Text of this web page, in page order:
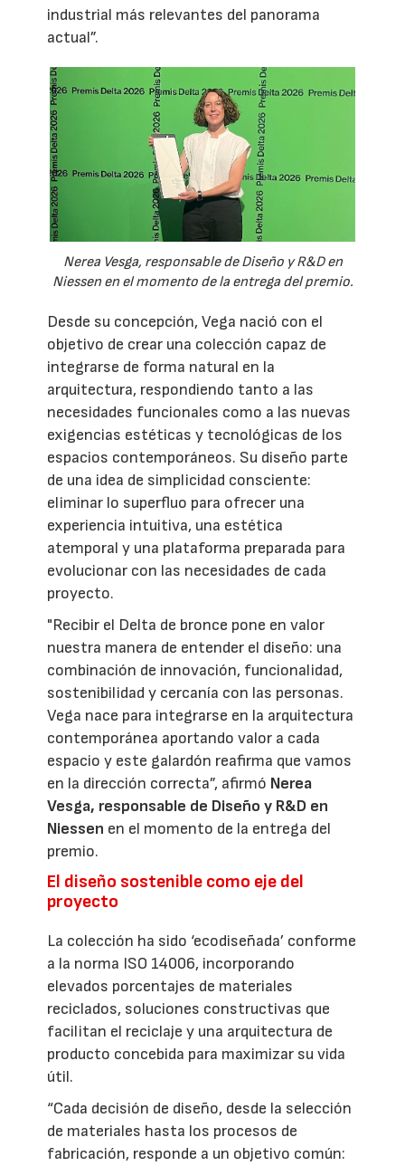
industrial más relevantes del panorama
actual”.
Nerea Vesga, responsable de Diseño y R&D en
Niessen en el momento de la entrega del premio.
Desde su concepción, Vega nació con el
objetivo de crear una colección capaz de
integrarse de forma natural en la
arquitectura, respondiendo tanto a las
necesidades funcionales como a las nuevas
exigencias estéticas y tecnológicas de los
espacios contemporáneos. Su diseño parte
de una idea de simplicidad consciente:
eliminar lo superfluo para ofrecer una
experiencia intuitiva, una estética
atemporal y una plataforma preparada para
evolucionar con las necesidades de cada
proyecto.
"Recibir el Delta de bronce pone en valor
nuestra manera de entender el diseño: una
combinación de innovación, funcionalidad,
sostenibilidad y cercanía con las personas.
Vega nace para integrarse en la arquitectura
contemporánea aportando valor a cada
espacio y este galardón reafirma que vamos
en la dirección correcta”, afirmó Nerea
Vesga, responsable de Diseño y R&D en
Niessen en el momento de la entrega del
premio.
El diseño sostenible como eje del
proyecto
La colección ha sido ‘ecodiseñada’ conforme
a la norma ISO 14006, incorporando
elevados porcentajes de materiales
reciclados, soluciones constructivas que
facilitan el reciclaje y una arquitectura de
producto concebida para maximizar su vida
útil.
“Cada decisión de diseño, desde la selección
de materiales hasta los procesos de
fabricación, responde a un objetivo común: